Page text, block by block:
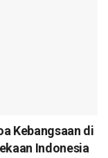
Kebangsaan di
Indonesia